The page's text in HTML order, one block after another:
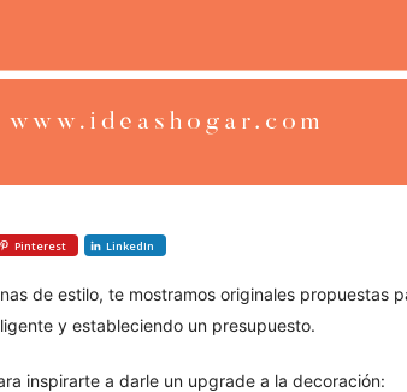
Pinterest LinkedIn
de estilo, te mostramos originales propuestas
y estableciendo un presupuesto.
inspirarte a darle un upgrade a la decoración: